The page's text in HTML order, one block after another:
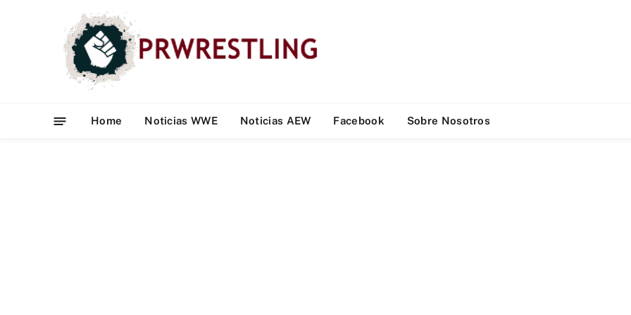
Home Noticias WWE Noticias AEW Facebook Sobre Nosotros